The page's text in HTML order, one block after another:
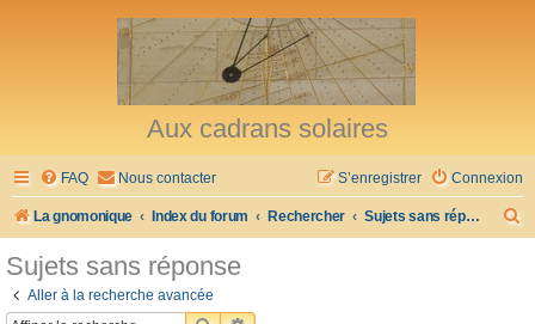
Aux cadrans solaires
FAQ Nous contacter Connexion
S’enregistrer
La gnomonique Index du forum Rechercher Sujets sans réponse
Sujets sans réponse
Aller à la recherche avancée